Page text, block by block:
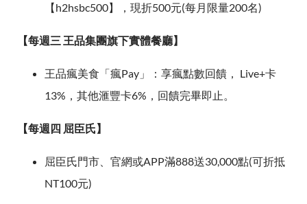
【h2hsbc500】，現折500元(每月限量200名)
【每週三 王品集團旗下實體餐廳】
王品瘋美食「瘋Pay」：享瘋點數回饋， Live+卡
13%，其他滙豐卡6%，回饋完畢即止。
【每週四 屈臣氏】
屈臣氏門市、官網或APP滿888送30,000點(可折抵
NT100元)